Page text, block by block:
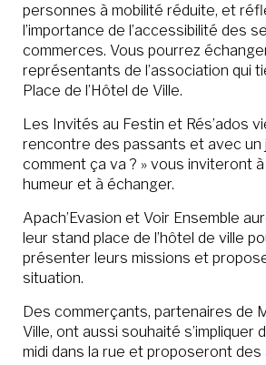
personnes à mobilité réduite, et
l’importance de l’accessibilité des
commerces. Vous pourrez
représentants de l’association qui
Place de l’Hôtel de Ville.
Les Invités au Festin et Rés’ados
rencontre des passants et avec un
comment ça va ? » vous inviteront
humeur et à échanger.
Apach’Evasion et Voir Ensemble
leur stand place de l’hôtel de ville
présenter leurs missions et
situation.
Des commerçants, partenaires de
Ville, ont aussi souhaité s’impliquer
midi dans la rue et proposeront des